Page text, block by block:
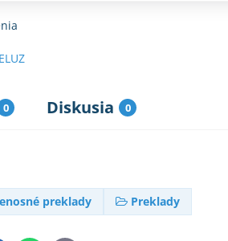
0 Diskusia 0
preklady Preklady